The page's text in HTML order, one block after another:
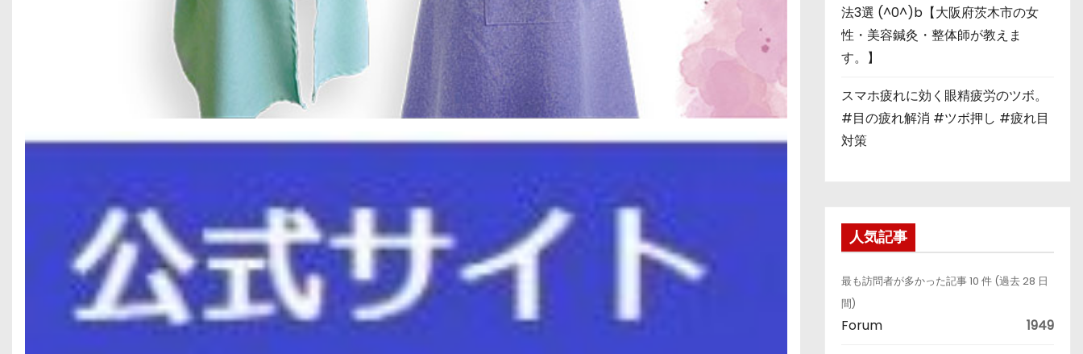
法3選 (^0^)b【大阪府茨木市の女
性・美容鍼灸・整体師が教えま
す。】
スマホ疲れに効く眼精疲労のツボ。
#目の疲れ解消 #ツボ押し #疲れ目
対策
人気記事
最も訪問者が多かった記事 10 件 (過去 28 日
間)
Forum 1949